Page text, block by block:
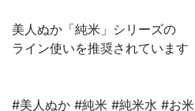
美人ぬか「純米」シリーズの
ライン使いを推奨されています
#美人ぬか #純米 #純米水 #お米